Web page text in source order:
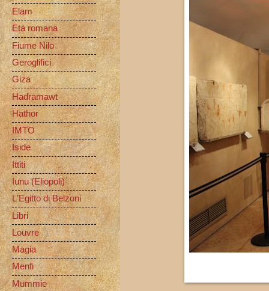
Elam
Età romana
Fiume Nilo
Geroglifici
Giza
Hadramawt
Hathor
IMTO
Iside
Ittiti
Iunu (Eliopoli)
L'Egitto di Belzoni
Libri
Louvre
Magia
Menfi
Mummie